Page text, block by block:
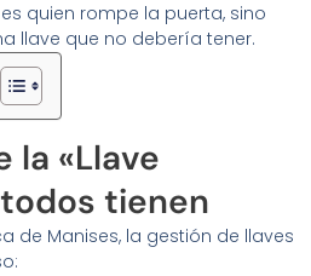
quien rompe la puerta, sino
llave que no debería tener.
la «Llave
tienen
de Manises, la gestión de llaves